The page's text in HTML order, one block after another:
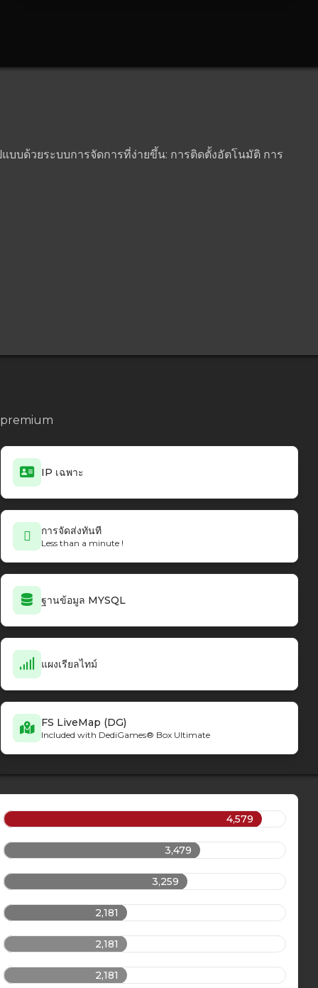
บบด้วยระบบการจัดการที่ง่ายขึ้น: การติดตั้งอัตโนมัติ การ
IP เฉพาะ
การจัดส่งทันที
Less than a minute !
ฐานข้อมูล MYSQL
แผงเรียลไทม์
FS LiveMap (DG)
Included with DediGames® Box Ultimate
4,579
3,479
3,259
2,181
2,181
2,181